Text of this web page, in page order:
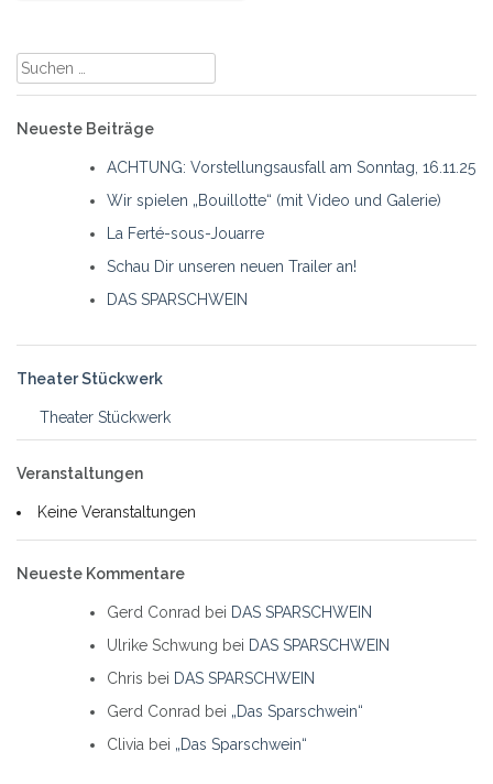
Suche
nach:
Neueste Beiträge
ACHTUNG: Vorstellungsausfall am Sonntag, 16.11.25
Wir spielen „Bouillotte“ (mit Video und Galerie)
La Ferté-sous-Jouarre
Schau Dir unseren neuen Trailer an!
DAS SPARSCHWEIN
Theater Stückwerk
Theater Stückwerk
Veranstaltungen
Keine Veranstaltungen
Neueste Kommentare
Gerd Conrad bei DAS SPARSCHWEIN
Ulrike Schwung bei DAS SPARSCHWEIN
Chris bei DAS SPARSCHWEIN
Gerd Conrad bei „Das Sparschwein“
Clivia bei „Das Sparschwein“